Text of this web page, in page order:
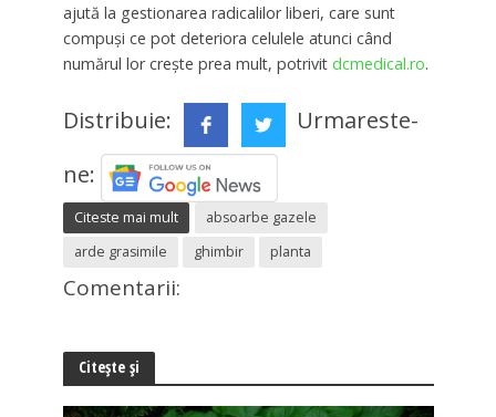
ajută la gestionarea radicalilor liberi, care sunt
compuși ce pot deteriora celulele atunci când
numărul lor crește prea mult, potrivit dcmedical.ro.
Distribuie:
Urmareste-
ne:
Citeste mai mult
absoarbe gazele
arde grasimile
ghimbir planta
Comentarii:
Citește și